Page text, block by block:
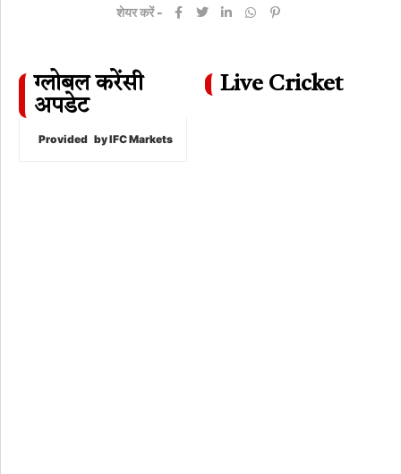
शेयर करें -
ग्लोबल करेंसी
अपडेट
Provided by IFC Markets
Live Cricket